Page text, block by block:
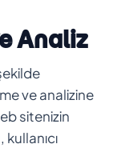
Analiz
ve analizine
sitenizin